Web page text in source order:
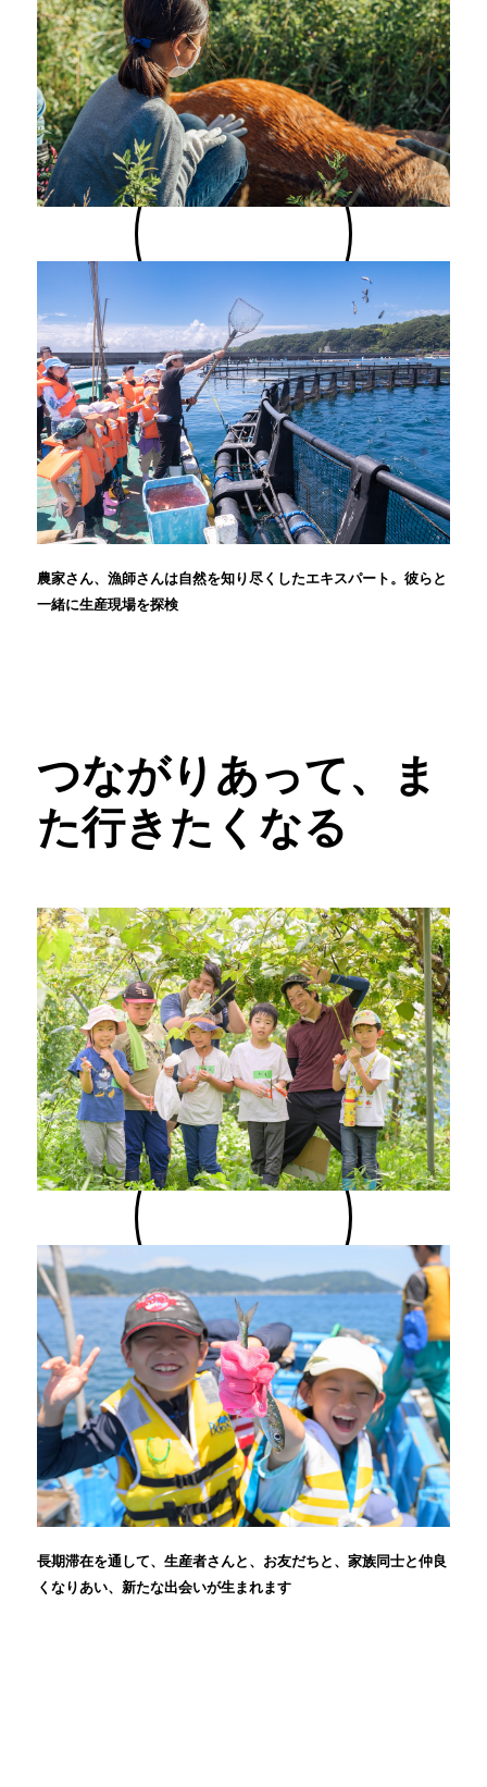
農家さん、漁師さんは自然を知り尽くしたエキスパート。彼らと
一緒に生産現場を探検
つながりあって、ま
た行きたくなる
長期滞在を通して、生産者さんと、お友だちと、家族同士と仲良
くなりあい、新たな出会いが生まれます